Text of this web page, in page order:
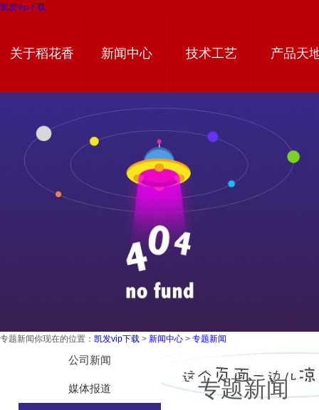
凯发vip下载
关于稻花香 新闻中心 技术工艺 产品天
专题新闻你现在的位置： 凯发vip下载 > 新闻中心 > 专题新闻
技术工艺
公司新闻
媒体报道 专题新闻